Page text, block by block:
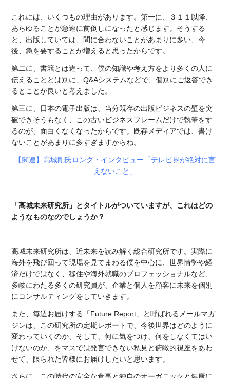
これには、いくつもの理由があります。第一に、３１１以降、
あらゆることが急速に前倒しになったと感じます。そうする
と、出版していては、間に合わないことがあまりに多い、今
後、急を要することが増えると思ったからです。
第二に、書籍とは違って、僕の知識や考え方をより多くの人に
伝えることとは別に、Q&Aシステムなどで、個別にご返答でき
るとことが良いと考えました。
第三に、日本の電子出版は、当分既存の出版ビジネスの壁を突
破できそうもなく、この古いビジネスフレームだけで執筆をす
るのが、面白くなくなったからです。既存メディアでは、書け
ないことがあまりに多すぎますからね。
【関連】高城剛氏ロング・インタビュー「テレビ界が絶対に言
えないこと」
「高城未来研究所」とタイトルがついていますが、これはどの
ようなものなのでしょうか？
高城未来研究所は、近未来を読み解く総合研究所です。実際に
海外を飛び回って現場を見てまわる僕を中心に、世界情勢や経
済だけではなく、移住や海外就職のプロフェッショナルなど、
多岐にわたる多くの研究員が、企業と個人を顧客に未来を個別
にコンサルティングをしていきます。
また、毎週お届けする「Future Report」と呼ばれるメールマガ
ジンは、この研究所の定期レポートで、今後世界はどのように
変わっていくのか、そして、何に気をつけ、何をしなくてはい
けないのか、をマスでは発言できない私見と俯瞰的視座をあわ
せて、限られた皆様にお届けしたいと思います。